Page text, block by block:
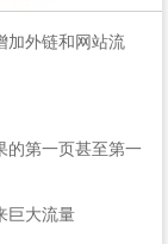
加外链和网站流
的第一页甚至第一
巨大流量